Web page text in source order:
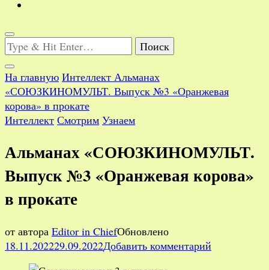
Ищите
что-
то?
На главную Интеллект Альманах
«СОЮЗКИНОМУЛЬТ. Выпуск №3 «Оранжевая
корова» в прокате
Интеллект Смотрим Узнаем
Альманах «СОЮЗКИНОМУЛЬТ.
Выпуск №3 «Оранжевая корова»
в прокате
от автора Editor in ChiefОбновлено
18.11.202229.09.2022Добавить комментарий